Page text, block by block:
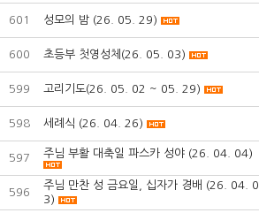
601 성모의 밤 (26. 05. 29)
600 초등부 첫영성체(26. 05. 03)
599 고리기도(26. 05. 02 ~ 05. 29)
598 세례식 (26. 04. 26)
597 주님 부활 대축일 파스카 성야 (26. 04. 04)
596
주님 만찬 성 금요일, 십자가 경배 (26. 04. 0
3)